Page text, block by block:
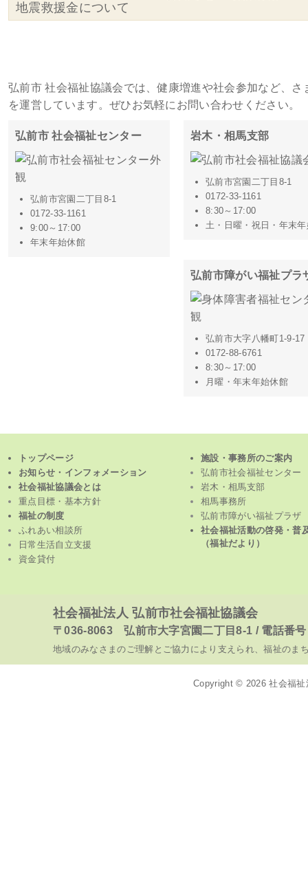
地震救援金について
弘前市 社会福祉協議会では、健康増進や社会参加など、
を運営しています。ぜひお気軽にお問い合わせください。
弘前市 社会福祉センター
弘前市宮園二丁目8-1
0172-33-1161
9:00～17:00
年末年始休館
岩木・相馬支部
弘前市宮園二丁目8-1
0172-33-1161
8:30～17:00
土・日曜・祝日・年末
弘前市障がい福祉プラ
弘前市大字八幡町1-9-17
0172-88-6761
8:30～17:00
月曜・年末年始休館
トップページ
お知らせ・インフォメーション
社会福祉協議会とは
重点目標・基本方針
福祉の制度
ふれあい相談所
日常生活自立支援
資金貸付
施設・事務所のご案内
弘前市社会福祉センター
岩木・相馬支部
相馬事務所
弘前市障がい福祉プラザ
社会福祉活動の啓発・普
（福祉だより）
社会福祉法人 弘前市社会福祉協議会
〒036-8063 弘前市大字宮園二丁目8-1 / 電話番
地域のみなさまのご理解とご協力により支えられ、福祉のま
Copyright © 2026社会福